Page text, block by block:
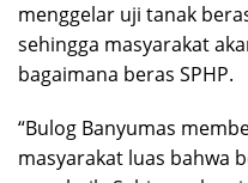
menggelar uji tanak
sehingga masyarakat
bagaimana beras SPHP.
“Bulog Banyumas
masyarakat luas bahwa